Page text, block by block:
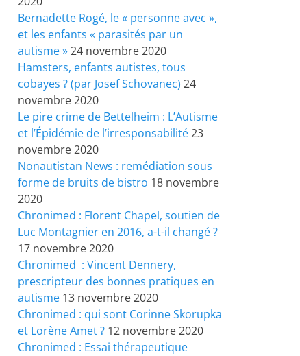
Bernadette Rogé, le « personne avec »,
et les enfants « parasités par un
autisme »24 novembre 2020
Hamsters, enfants autistes, tous
cobayes ? (par Josef Schovanec) 24
novembre 2020
Le pire crime de Bettelheim : L’Autisme
et l’Épidémie de l’irresponsabilité23
novembre 2020
Nonautistan News : remédiation sous
forme de bruits de bistro 18 novembre
2020
Chronimed : Florent Chapel, soutien de
Luc Montagnier en 2016, a-t-il changé ?
17 novembre 2020
Chronimed : Vincent Dennery,
prescripteur des bonnes pratiques en
autisme 13 novembre 2020
Chronimed : qui sont Corinne Skorupka
et Lorène Amet ? 12 novembre 2020
Chronimed : Essai thérapeutique